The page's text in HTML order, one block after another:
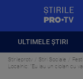
ULTIMELE ȘTIRI
Stirileprotv Stiri Sociale
Localnic: ”Eu iau un ciolan cu